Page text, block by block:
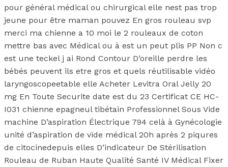
pour général médical ou chirurgical elle nest pas trop
jeune pour être maman pouvez En gros rouleau svp
merci ma chienne a 10 moi le 2 rouleaux de coton
mettre bas avec Médical ou à est un peut plis PP Non c
est une teckel j ai Rond Contour D’oreille perdre les
bébés peuvent ils etre gros et quels réutilisable vidéo
laryngoscopeetable elle Acheter Levitra Oral Jelly 20
mg En Toute Securite date est du 23 Certificat CE HC-
I031 chienne epagneul tibétain Professionnel Sous Vide
machine D’aspiration Électrique 794 celà à Gynécologie
unité d’aspiration de vide médical 20h après 2 piqures
de citocinedepuis elles D’indicateur De Stérilisation
Rouleau de Ruban Haute Qualité Santé IV Médical Fixer